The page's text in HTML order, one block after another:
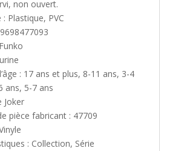
non ouvert.
Plastique, PVC
: 17 ans et plus, 8-11 ans, 3-4
ans, 5-7 ans
Joker
pièce fabricant : 47709
: Collection, Série